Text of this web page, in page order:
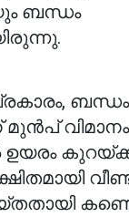
ബന്ധം
ബന്ധം
മുൻപ് വിമാനം
ഉയരം